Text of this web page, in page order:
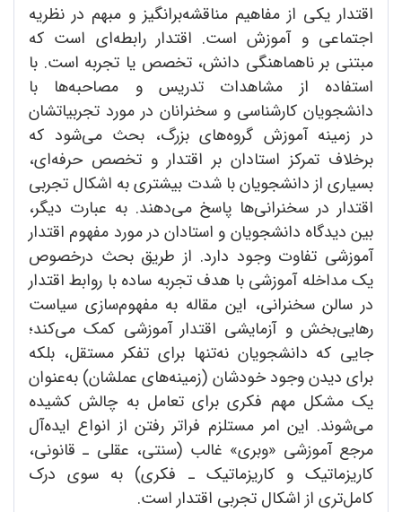
اقتدار یکی از مفاهیم مناقشه‌برانگیز و مبهم در نظریه
اجتماعی و آموزش است. اقتدار رابطه‌ای است که
مبتنی بر ناهماهنگی دانش، تخصص یا تجربه است. با
استفاده از مشاهدات تدریس و مصاحبه‌ها با
دانشجویان کارشناسی و سخنرانان در مورد تجربیاتشان
در زمینه آموزش گروه‌های بزرگ، بحث می‌شود که
برخلاف تمرکز استادان بر اقتدار و تخصص حرفه‌ای،
بسیاری از دانشجویان با شدت بیشتری به اشکال تجربی
اقتدار در سخنرانی‌ها پاسخ می‌دهند. به عبارت دیگر،
بین دیدگاه دانشجویان و استادان در مورد مفهوم اقتدار
آموزشی تفاوت وجود دارد. از طریق بحث درخصوص
یک مداخله آموزشی با هدف تجربه ساده با روابط اقتدار
در سالن سخنرانی، این مقاله به مفهوم‌سازی سیاست
رهایی‌بخش و آزمایشی اقتدار آموزشی کمک می‌کند؛
جایی که دانشجویان نه‌تنها برای تفکر مستقل، بلکه
برای دیدن وجود خودشان (زمینه‌های عملشان) به‌عنوان
یک مشکل مهم فکری برای تعامل به چالش کشیده
می‌شوند. این امر مستلزم فراتر رفتن از انواع ایده‌آل
مرجع آموزشی «وبری» غالب (سنتی، عقلی ـ قانونی،
کاریزماتیک و کاریزماتیک ـ فکری) به سوی درک
کامل‌تری از اشکال تجربی اقتدار است.